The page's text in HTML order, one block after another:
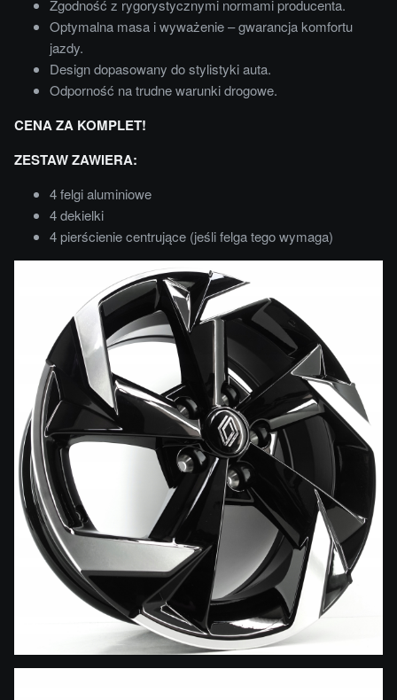
Zgodność z rygorystycznymi normami producenta.
Optymalna masa i wyważenie – gwarancja komfortu
jazdy.
Design dopasowany do stylistyki auta.
Odporność na trudne warunki drogowe.
CENA ZA KOMPLET!
ZESTAW ZAWIERA:
4 felgi aluminiowe
4 dekielki
4 pierścienie centrujące (jeśli felga tego wymaga)